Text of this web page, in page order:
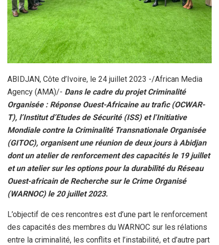
ABIDJAN, Côte d’Ivoire, le 24 juillet 2023 -/African Media
Agency (AMA)/- Dans le cadre du projet Criminalité
Organisée : Réponse Ouest-Africaine au trafic (OCWAR-
T), l’Institut d’Etudes de Sécurité (ISS) et l’Initiative
Mondiale contre la Criminalité Transnationale Organisée
(GITOC), organisent une réunion de deux jours à Abidjan
dont un atelier de renforcement des capacités le 19 juillet
et un atelier sur les options pour la durabilité du Réseau
Ouest-africain de Recherche sur le Crime Organisé
(WARNOC) le 20 juillet 2023.
L’objectif de ces rencontres est d’une part le renforcement
des capacités des membres du WARNOC sur les rélations
entre la criminalité, les conflits et l’instabilité, et d’autre part